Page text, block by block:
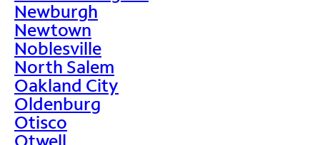
Newburgh
Newtown
Noblesville
North Salem
Oakland City
Oldenburg
Otisco
Otwell